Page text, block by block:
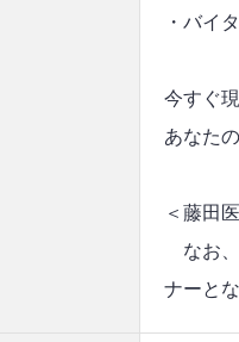
・バイ
今すぐ
あなた
＜藤田
なお、
ナーと